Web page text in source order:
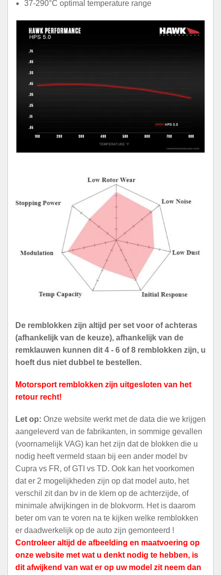
37-290°C optimal temperature range
De remblokken zijn altijd per set voor of achteras
(afhankelijk van de keuze), afhankelijk van de
remklauwen kunnen dit 4 - 6 of 8 remblokken zijn, u
hoeft dus niet dubbel te bestellen.
Motorsport remblokken zijn uitgesloten van het
retour recht!
Let op: Onze website werkt met de data die we krijgen
aangeleverd van de fabrikanten, in sommige gevallen
(voornamelijk VAG) kan het zijn dat de blokken die u
nodig heeft vermeld staan bij een ander model bv
Cupra vs FR, of GTI vs TD. Ook kan het voorkomen
dat er 2 mogelijkheden zijn op dat model auto, het
verschil zit dan bv in de klem op de achterzijde, of
minimale afwijkingen in de blokvorm. Het is daarom
beter om van te voren na te kijken welke remblokken
er daadwerkelijk op de auto zijn gemonteerd !
Controleer altijd de afbeelding en maatvoering op
onze website met wat u denkt nodig te hebben, is
dit afwijkend van wat er op uw model zit neem dan